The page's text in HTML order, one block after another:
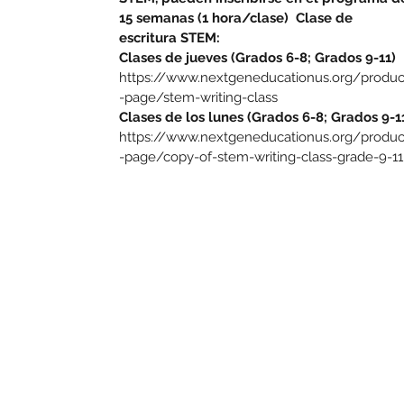
15 semanas (1 hora/clase) Clase de
escritura STEM:
Clases de jueves (Grados 6-8; Grados 9-11)
https://www.nextgeneducationus.org/
-page/stem-writing-class
Clases de los lunes (Grados 6-8; Grados 9-
https://www.nextgeneducationus.org/
-page/copy-of-stem-writing-class-grade-9-11